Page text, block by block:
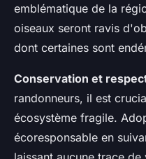
emblématique de la
oiseaux seront ravis
dont certaines sont
Conservation et
randonneurs, il est
écosystème fragile.
écoresponsable en